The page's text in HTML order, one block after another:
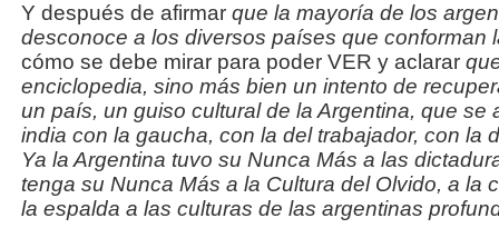
Y después de afirmar que la mayoría de los
desconoce a los diversos países que conforman
cómo se debe mirar para poder VER y aclarar
enciclopedia, sino más bien un intento de
un país, un guiso cultural de la Argentina, que se
india con la gaucha, con la del trabajador, con la
Ya la Argentina tuvo su Nunca Más a las
tenga su Nunca Más a la Cultura del Olvido, a la
la espalda a las culturas de las argentinas